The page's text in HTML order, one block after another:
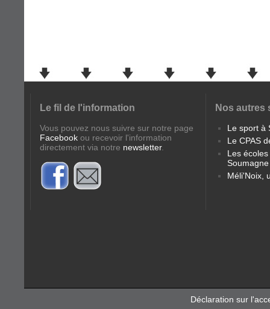
Le fil de l'information
Vous pouvez nous suivre sur notre page
Facebook ou recevoir l'information
directement via notre newsletter.
Nos autres
Le sport à
Le CPAS
Les
Soumagne
Méli'Noix,
Déclaration sur